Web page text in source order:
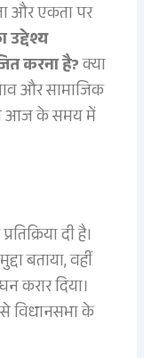
और एकता पर
उद्देश्य
करना है?क्या
और सामाजिक
आज के समय में
दी है।
बताया, वहीं
करार दिया।
विधानसभा के